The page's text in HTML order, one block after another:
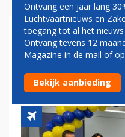
RYANAIR
VAN 200
PASSAGIERS
Ontvang een jaar lang
Luchtvaartnieuws en
toegang tot al het
Ontvang tevens 12
Magazine in de mail of
Bekijk aanbieding